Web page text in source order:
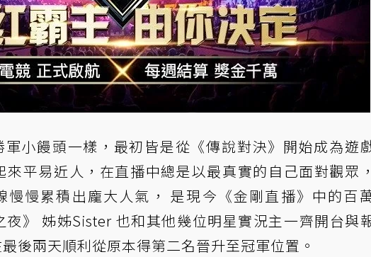
小饅頭一樣，最初皆是從《傳說對決》開始成為遊
來平易近人，在直播中總是以最真實的自己面對觀眾
慢慢累積出龐大人氣， 是現今《金剛直播》中的百
》 姊姊Sister 也和其他幾位明星實況主一齊開台與
後兩天順利從原本得第二名晉升至冠軍位置。